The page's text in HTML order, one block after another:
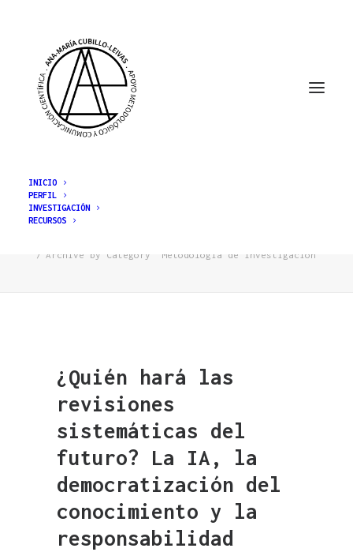
INICIO
PERFIL
INVESTIGACIÓN
RECURSOS
Metodología de Investigación
Archive by Category "Metodología de Investigación"
¿Quién hará las
revisiones
sistemáticas del
futuro? La IA, la
democratización del
conocimiento y la
responsabilidad